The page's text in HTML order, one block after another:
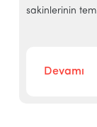
sakinlerinin
Devamı